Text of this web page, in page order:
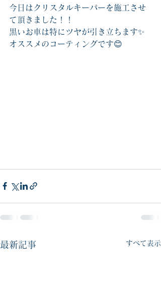
今日はクリスタルキーパーを施工させ
て頂きました！！
黒いお車は特にツヤが引き立ちます✨
オススメのコーティングです😊
最新記事 すべて表示